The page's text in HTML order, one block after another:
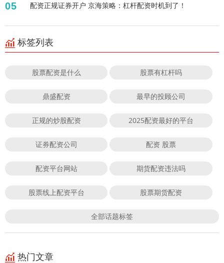
05 配资正规证券开户 京海策略：杠杆配资时机到了！
标签列表
股票配资是什么 股票有杠杆吗
鼎盛配资 最早的投顾公司
正规的炒股配资 2025配资最好的平台
证券配资公司 配资 股票
配资平台网站 期货配资违法吗
股票线上配资平台 股票期货配资
全部话题标签
热门文章